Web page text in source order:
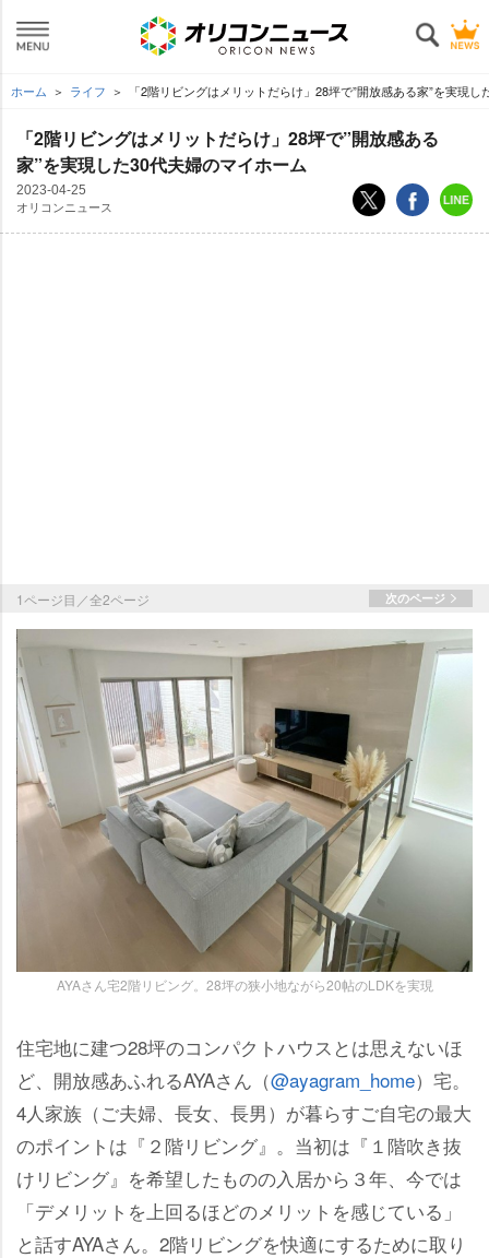
ホーム ライフ 「2階リビングはメリットだらけ」28坪で”開放感ある家”を実現
「2階リビングはメリットだらけ」28坪で”開放感ある
家”を実現した30代夫婦のマイホーム
2023-04-25
オリコンニュース
1ページ目／全2ページ 次のページ
AYAさん宅2階リビング。28坪の狭小地ながら20帖のLDKを実現
住宅地に建つ28坪のコンパクトハウスとは思えないほ
ど、開放感あふれるAYAさん（@ayagram_home）宅。
4人家族（ご夫婦、長女、長男）が暮らすご自宅の最大
のポイントは『２階リビング』。当初は『１階吹き抜
けリビング』を希望したものの入居から３年、今では
「デメリットを上回るほどのメリットを感じている」
と話すAYAさん。2階リビングを快適にするために取り